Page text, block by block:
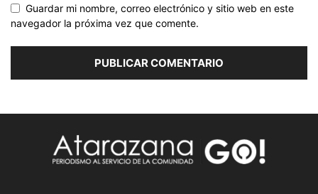
Guardar mi nombre, correo electrónico y sitio web en este
navegador la próxima vez que comente.